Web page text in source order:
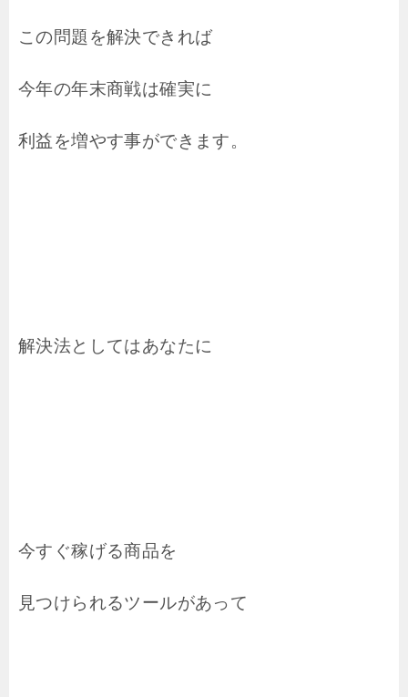
この問題を解決できれば
今年の年末商戦は確実に
利益を増やす事ができます。
解決法としてはあなたに
今すぐ稼げる商品を
見つけられるツールがあって